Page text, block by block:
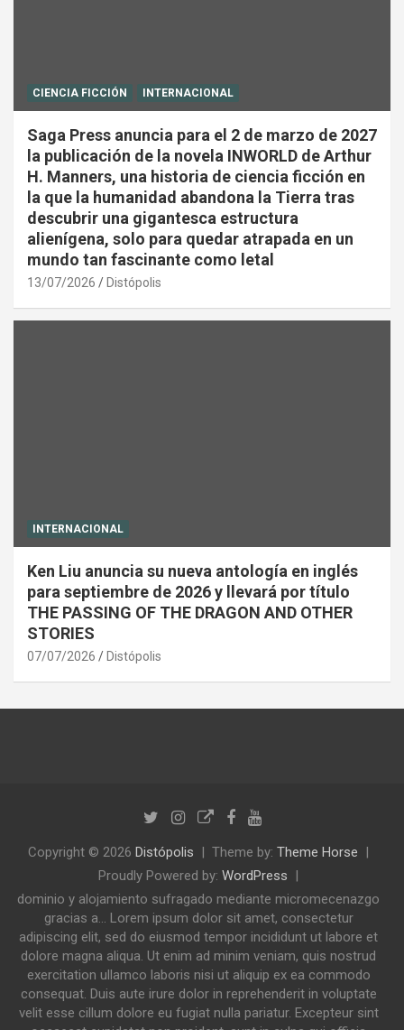
CIENCIA FICCIÓN INTERNACIONAL
Saga Press anuncia para el 2 de marzo de 2027
la publicación de la novela INWORLD de Arthur
H. Manners, una historia de ciencia ficción en
la que la humanidad abandona la Tierra tras
descubrir una gigantesca estructura
alienígena, solo para quedar atrapada en un
mundo tan fascinante como letal
13/07/2026 Distópolis
INTERNACIONAL
Ken Liu anuncia su nueva antología en inglés
para septiembre de 2026 y llevará por título
THE PASSING OF THE DRAGON AND OTHER
STORIES
07/07/2026 Distópolis
Copyright © 2026 Distópolis Theme by: Theme Horse
Proudly Powered by: WordPress
dominio y alojamiento sufragado mediante micromecenazgo
gracias a... Lorem ipsum dolor sit amet, consectetur
adipiscing elit, sed do eiusmod tempor incididunt ut labore et
dolore magna aliqua. Ut enim ad minim veniam, quis nostrud
exercitation ullamco laboris nisi ut aliquip ex ea commodo
consequat. Duis aute irure dolor in reprehenderit in voluptate
velit esse cillum dolore eu fugiat nulla pariatur. Excepteur sint